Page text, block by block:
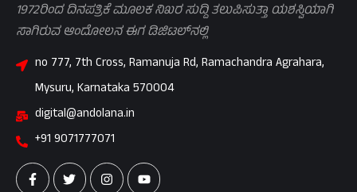
1972ರಿಂದ ದಿನಪತ್ರಿಕೆ ಮೂಲಕ ನಿಖರ ಸುದ್ದಿ ತಲುಪಿಸುತ್ತಾ ಯಶಸ್ವಿಯಾಗಿ
ಸಾಗಿರುವ ಆಂದೋಲನ ಈಗ ಡಿಜಿಟಲ್‌ನಲ್ಲಿ
no 777, 7th Cross, Ramanuja Rd, Ramachandra Agrahara,
Mysuru, Karnataka 570004
digital@andolana.in
+91 9071777071